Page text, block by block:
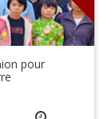
pour